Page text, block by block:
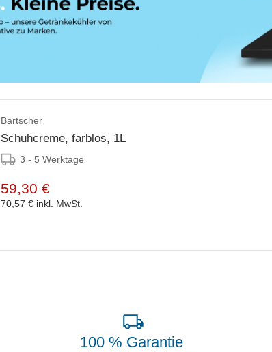
Bartscher
Schuhcreme, farblos, 1L
3 - 5 Werktage
59,30 €
70,57 € inkl. MwSt.
100 % Garantie